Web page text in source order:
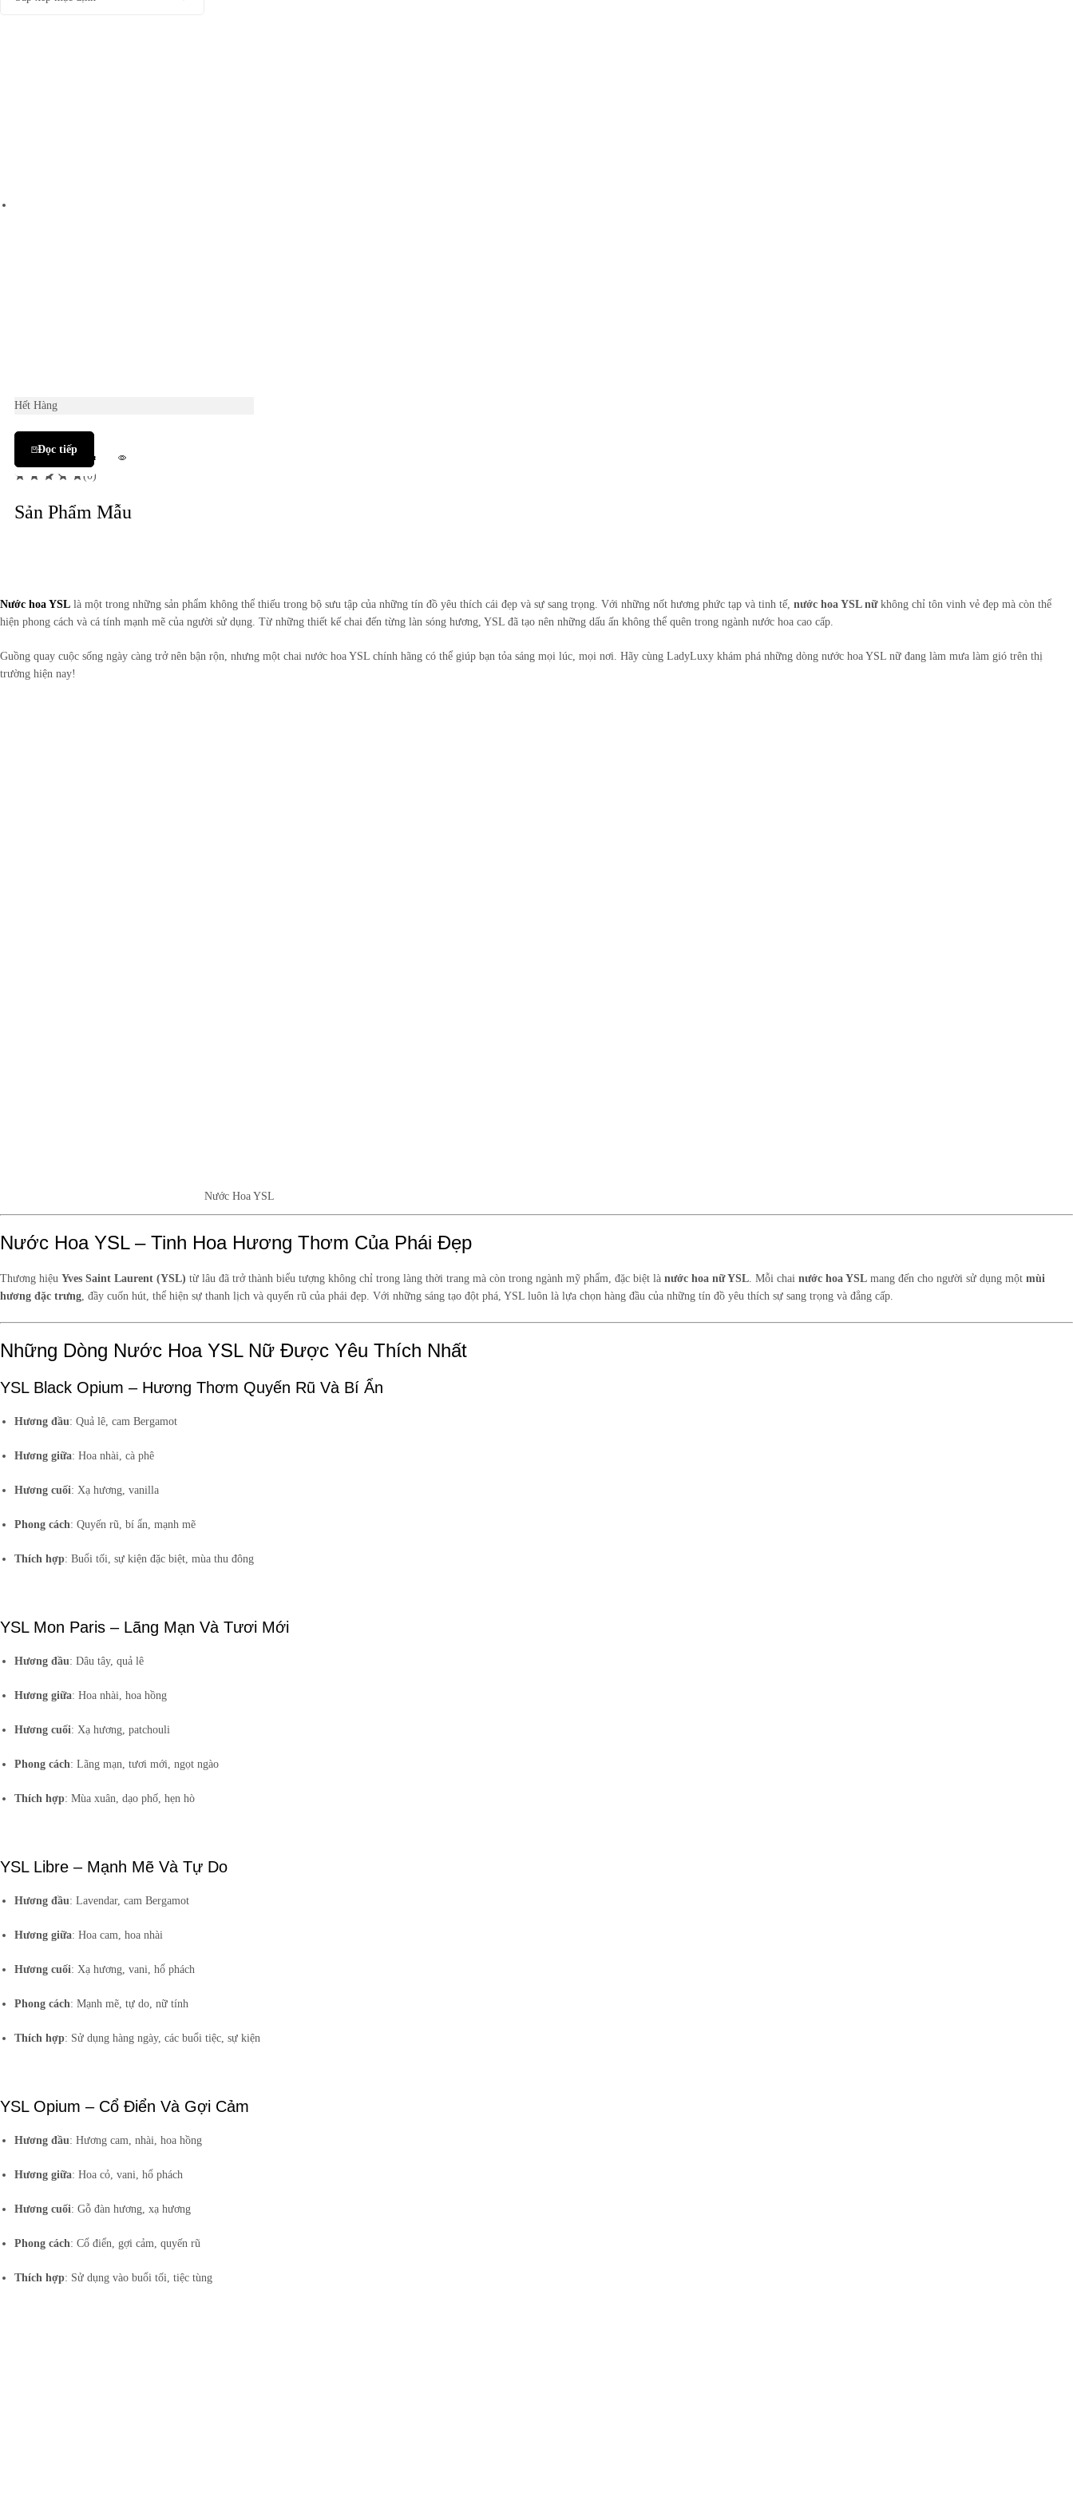
Hết Hàng
Add to
Compare
Đọc tiếp
(0)
Sản Phẩm Mẫu
Nước hoa YSL là một trong những sản phẩm không thể thiếu trong bộ sưu tập của những tín đồ yêu thích cái đẹp và sự sang trọng. Với những nốt hương phức tạp và tinh tế, nước hoa YSL nữkhông chỉ tôn vinh vẻ đẹp mà còn thể
hiện phong cách và cá tính mạnh mẽ của người sử dụng. Từ những thiết kế chai đến từng làn sóng hương, YSL đã tạo nên những dấu ấn không thể quên trong ngành nước hoa cao cấp.
Guồng quay cuộc sống ngày càng trở nên bận rộn, nhưng một chai nước hoa YSL chính hãng có thể giúp bạn tỏa sáng mọi lúc, mọi nơi. Hãy cùng LadyLuxy khám phá những dòng nước hoa YSL nữ đang làm mưa làm gió trên thị
trường hiện nay!
Nước Hoa YSL
Nước Hoa YSL – Tinh Hoa Hương Thơm Của Phái Đẹp
Thương hiệu Yves Saint Laurent (YSL) từ lâu đã trở thành biểu tượng không chỉ trong làng thời trang mà còn trong ngành mỹ phẩm, đặc biệt là nước hoa nữ YSL. Mỗi chai nước hoa YSL mang đến cho người sử dụng một mùi
hương đặc trưng, đầy cuốn hút, thể hiện sự thanh lịch và quyến rũ của phái đẹp. Với những sáng tạo đột phá, YSL luôn là lựa chọn hàng đầu của những tín đồ yêu thích sự sang trọng và đẳng cấp.
Những Dòng Nước Hoa YSL Nữ Được Yêu Thích Nhất
YSL Black Opium – Hương Thơm Quyến Rũ Và Bí Ẩn
Hương đầu: Quả lê, cam Bergamot
Hương giữa: Hoa nhài, cà phê
Hương cuối: Xạ hương, vanilla
Phong cách: Quyến rũ, bí ẩn, mạnh mẽ
Thích hợp: Buổi tối, sự kiện đặc biệt, mùa thu đông
YSL Mon Paris – Lãng Mạn Và Tươi Mới
Hương đầu: Dâu tây, quả lê
Hương giữa: Hoa nhài, hoa hồng
Hương cuối: Xạ hương, patchouli
Phong cách: Lãng mạn, tươi mới, ngọt ngào
Thích hợp: Mùa xuân, dạo phố, hẹn hò
YSL Libre – Mạnh Mẽ Và Tự Do
Hương đầu: Lavendar, cam Bergamot
Hương giữa: Hoa cam, hoa nhài
Hương cuối: Xạ hương, vani, hổ phách
Phong cách: Mạnh mẽ, tự do, nữ tính
Thích hợp: Sử dụng hàng ngày, các buổi tiệc, sự kiện
YSL Opium – Cổ Điển Và Gợi Cảm
Hương đầu: Hương cam, nhài, hoa hồng
Hương giữa: Hoa cỏ, vani, hổ phách
Hương cuối: Gỗ đàn hương, xạ hương
Phong cách: Cổ điển, gợi cảm, quyến rũ
Thích hợp: Sử dụng vào buổi tối, tiệc tùng